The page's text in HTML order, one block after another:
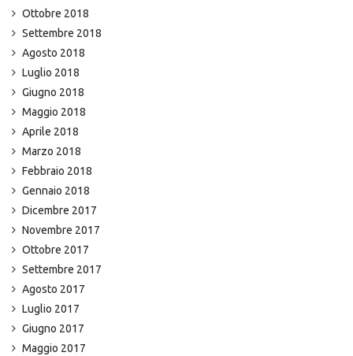
Ottobre 2018
Settembre 2018
Agosto 2018
Luglio 2018
Giugno 2018
Maggio 2018
Aprile 2018
Marzo 2018
Febbraio 2018
Gennaio 2018
Dicembre 2017
Novembre 2017
Ottobre 2017
Settembre 2017
Agosto 2017
Luglio 2017
Giugno 2017
Maggio 2017